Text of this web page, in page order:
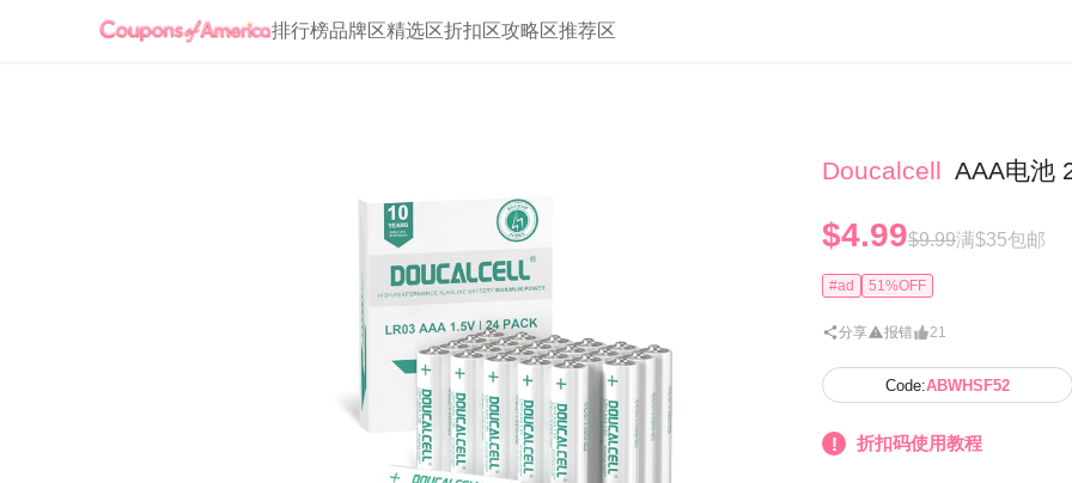
排行榜品牌区精选区折扣区攻略区推荐区
Doucalcell AAA电池
$4.99$9.99满$35包邮
#ad 51%OFF
分享 报错 21
Code:ABWHSF52
折扣码使用教程